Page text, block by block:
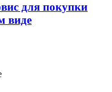
для покупки
виде